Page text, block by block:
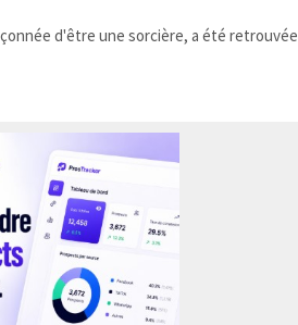
d'être une sorcière, a été retrouvée